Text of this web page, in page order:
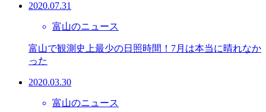
2020.07.31
富山のニュース
富山で観測史上最少の日照時間！7月は本当に晴れなか
った
2020.03.30
富山のニュース